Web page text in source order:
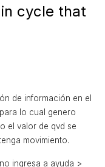
cycle that
de información en el
lo cual genero
el valor de qvd se
movimiento.
ingresa a ayuda >